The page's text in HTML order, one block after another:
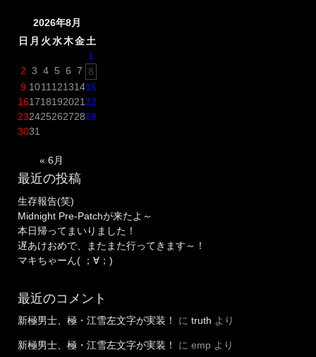
条
件”
2026年8月
日 月 火水木金土
1
2 3 4 5 6 7
8
9 1011 12131415
161718192021 22
23242526272829
3031
« 6月
最近の投稿
生存報告(笑)
Midnight Pre-Patchが来たよ～
本日帰ってまいりました！
遅あけおめで、またまた行ってきます～！
マキちゃーん( ；∀；)
最近のコメント
新極男士、極・江雪左文字が実装！ に truth より
新極男士、極・江雪左文字が実装！ に emp より